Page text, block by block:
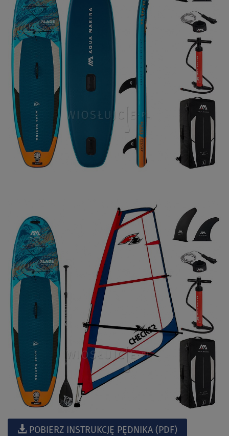
POBIERZ INSTRUKCJĘ PĘDNIKA (PDF)